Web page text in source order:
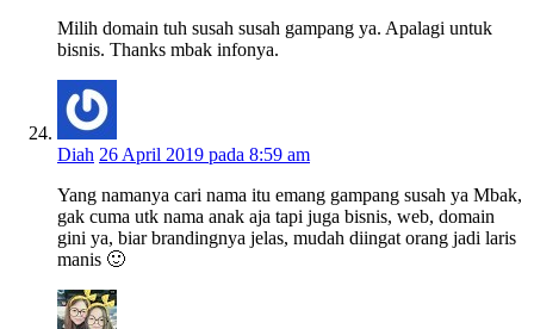
Milih domain tuh susah susah gampang ya. Apalagi untuk
bisnis. Thanks mbak infonya.
Diah 26 April 2019 pada 8:59 am
Yang namanya cari nama itu emang gampang susah ya Mbak,
gak cuma utk nama anak aja tapi juga bisnis, web, domain
gini ya, biar brandingnya jelas, mudah diingat orang jadi laris
manis 🙂